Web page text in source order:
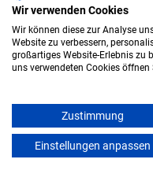
Berufswahl
GmbH.
Wir verwenden Cookies
Wir können diese zur Analyse
Website zu verbessern,
großartiges Website-Erlebnis zu
uns verwendeten Cookies öffnen
Zustimmung
Einstellungen anpassen